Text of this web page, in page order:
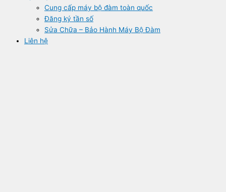
Cung cấp máy bộ đàm toàn quốc
Đăng ký tần số
Sửa Chữa – Bảo Hành Máy Bộ Đàm
Liên hệ